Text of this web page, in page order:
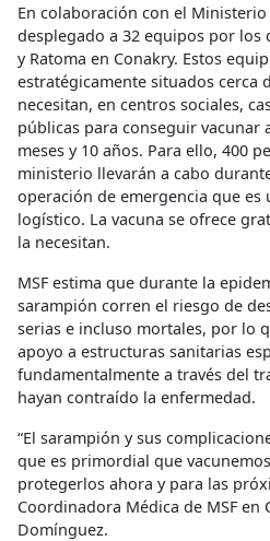
En colaboración con el Ministerio
desplegado a 32 equipos por
y Ratoma en Conakry. Estos
estratégicamente situados cerca
necesitan, en centros sociales,
públicas para conseguir vacunar
meses y 10 años. Para ello, 400
ministerio llevarán a cabo
operación de emergencia que
logístico. La vacuna se ofrece
la necesitan.
MSF estima que durante la
sarampión corren el riesgo de
serias e incluso mortales, por lo
apoyo a estructuras sanitarias
fundamentalmente a través del
hayan contraído la enfermedad.
“El sarampión y sus
que es primordial que
protegerlos ahora y para las
Coordinadora Médica de MSF en
Domínguez.